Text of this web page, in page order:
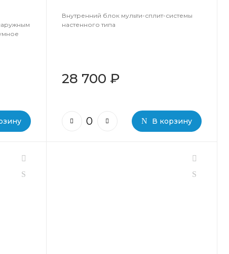
Внутренний блок мульти-сплит-системы
настенного типа
28 700 ₽
В корзину